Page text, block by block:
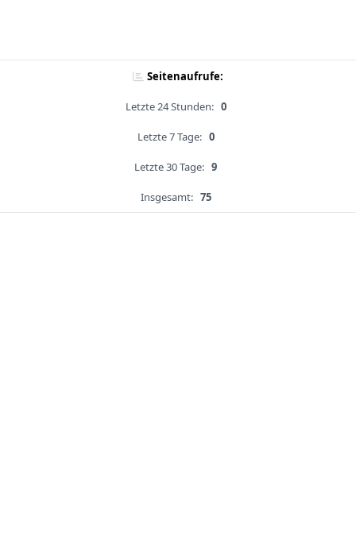
Seitenaufrufe:
Letzte 24 Stunden: 0
Letzte 7 Tage: 0
Letzte 30 Tage: 9
Insgesamt: 75